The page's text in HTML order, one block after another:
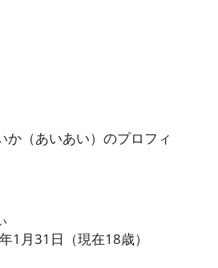
か（あいあい）のプロフィ
1月31日（現在18歳）